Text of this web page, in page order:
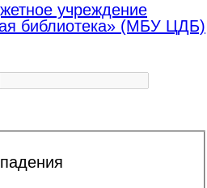
учреждение
библиотека» (МБУ ЦДБ)